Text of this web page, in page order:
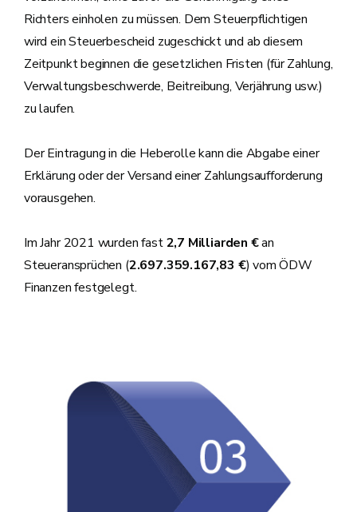
Richters einholen zu müssen. Dem Steuerpflichtigen
wird ein Steuerbescheid zugeschickt und ab diesem
Zeitpunkt beginnen die gesetzlichen Fristen (für Zahlung,
Verwaltungsbeschwerde, Beitreibung, Verjährung usw.)
zu laufen.
Der Eintragung in die Heberolle kann die Abgabe einer
Erklärung oder der Versand einer Zahlungsaufforderung
vorausgehen.
Im Jahr 2021 wurden fast2,7 Milliarden €an
Steueransprüchen (2.697.359.167,83 €) vom ÖDW
Finanzen festgelegt.